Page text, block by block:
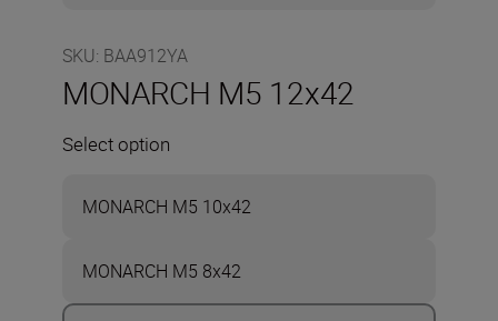
SKU: BAA912YA
MONARCH M5 12x42
Select option
MONARCH M5 10x42
MONARCH M5 8x42